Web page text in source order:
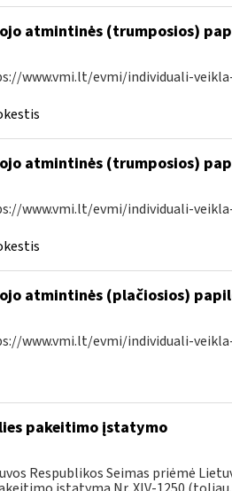
atmintinės (trumposios)
www.vmi.lt/evmi/individuali-
atmintinės (trumposios)
www.vmi.lt/evmi/individuali-
atmintinės (plačiosios)
www.vmi.lt/evmi/individuali-
pakeitimo įstatymo
Respublikos Seimas priėmė